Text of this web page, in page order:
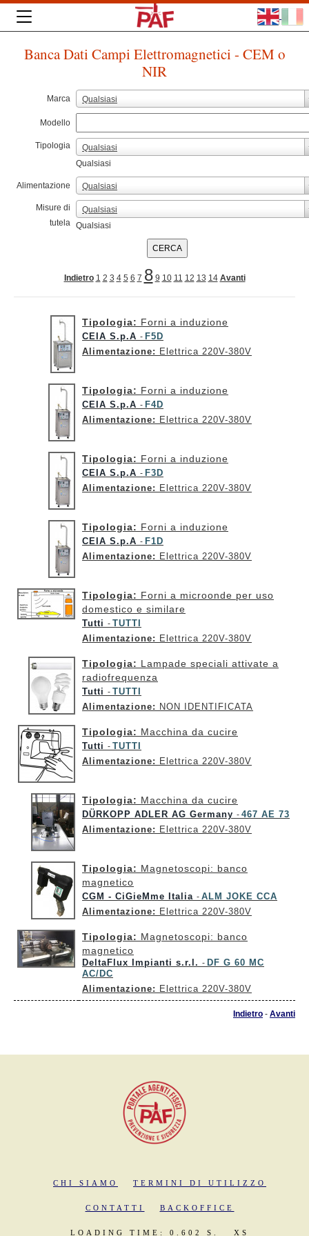
Banca Dati Campi Elettromagnetici - CEM o
NIR
Marca Qualsiasi
Modello
Tipologia
Qualsiasi
Qualsiasi
Alimentazione Qualsiasi
Misure di
tutela
Qualsiasi
Qualsiasi
Indietro 1 2 3 4 5 6 7 8 9 10 11 12 13 14 Avanti
Tipologia: Forni a induzione
CEIA S.p.A - F5D
Alimentazione: Elettrica 220V-380V
Tipologia: Forni a induzione
CEIA S.p.A - F4D
Alimentazione: Elettrica 220V-380V
Tipologia: Forni a induzione
CEIA S.p.A - F3D
Alimentazione: Elettrica 220V-380V
Tipologia: Forni a induzione
CEIA S.p.A - F1D
Alimentazione: Elettrica 220V-380V
Tipologia: Forni a microonde per uso
domestico e similare
Tutti - TUTTI
Alimentazione: Elettrica 220V-380V
Tipologia: Lampade speciali attivate a
radiofrequenza
Tutti - TUTTI
Alimentazione: NON IDENTIFICATA
Tipologia: Macchina da cucire
Tutti - TUTTI
Alimentazione: Elettrica 220V-380V
Tipologia: Macchina da cucire
DÜRKOPP ADLER AG Germany - 467 AE 73
Alimentazione: Elettrica 220V-380V
Tipologia: Magnetoscopi: banco
magnetico
CGM - CiGieMme Italia - ALM JOKE CCA
Alimentazione: Elettrica 220V-380V
Tipologia: Magnetoscopi: banco
magnetico
DeltaFlux Impianti s.r.l. - DF G 60 MC
AC/DC
Alimentazione: Elettrica 220V-380V
Indietro - Avanti
CHI SIAMO TERMINI DI UTILIZZO
CONTATTI BACKOFFICE
LOADING TIME: 0.602 S. XS